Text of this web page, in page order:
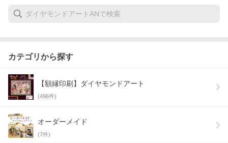
カテゴリから探す
【額縁印刷】ダイヤモンドアート
(496件)
オーダーメイド
(7件)